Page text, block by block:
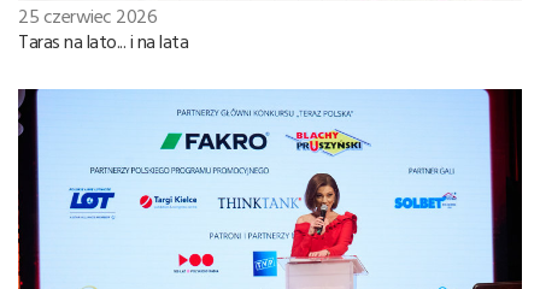
25 czerwiec 2026
Taras na lato... i na lata